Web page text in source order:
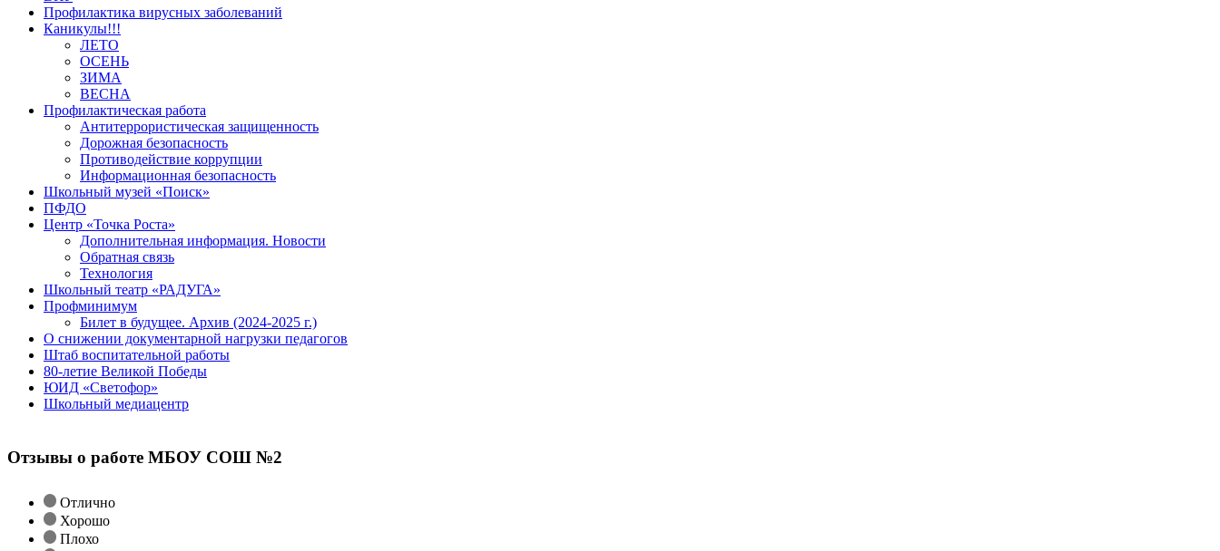
Профилактика вирусных заболеваний
Каникулы!!!
ЛЕТО
ОСЕНЬ
ЗИМА
ВЕСНА
Профилактическая работа
Антитеррористическая защищенность
Дорожная безопасность
Противодействие коррупции
Информационная безопасность
Школьный музей «Поиск»
ПФДО
Центр «Точка Роста»
Дополнительная информация. Новости
Обратная связь
Технология
Школьный театр «РАДУГА»
Профминимум
Билет в будущее. Архив (2024-2025 г.)
О снижении документарной нагрузки педагогов
Штаб воспитательной работы
80-летие Великой Победы
ЮИД «Светофор»
Школьный медиацентр
Отзывы о работе МБОУ СОШ №2
Отлично
Хорошо
Плохо